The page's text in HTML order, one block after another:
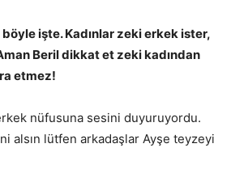
işte. Kadınlar zeki erkek ister,
Beril dikkat et zeki kadından
etmez!
nüfusuna sesini duyuruyordu.
alsın lütfen arkadaşlar Ayşe teyzeyi